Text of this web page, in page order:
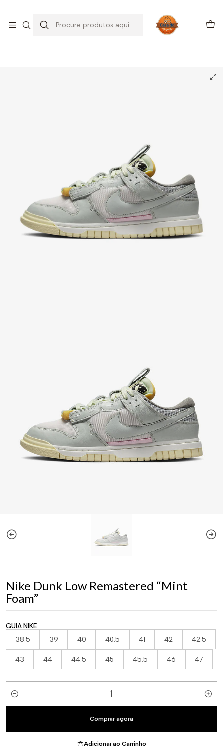
Início CALÇADO Nike
Dunk Low
Nike Dunk Low Remastered “Mint Foam”
Nike Dunk Low Remastered “Mint
Foam”
GUIA NIKE
38.5 39 40 40.5 41 42 42.5
43 44 44.5 45 45.5 46 47
Quantidade
Adicionar ao Carrinho
Comprar agora